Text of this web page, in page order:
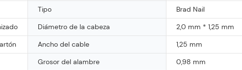
Tipo
Brad Nail
Diámetro de la cabeza
2,0 mm * 1,25 mm
Ancho del cable
1,25 mm
Grosor del alambre
0,98 mm